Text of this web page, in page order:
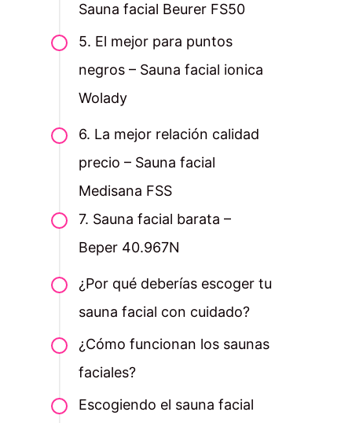
Sauna facial Beurer FS50
5. El mejor para puntos
negros – Sauna facial ionica
Wolady
6. La mejor relación calidad
precio – Sauna facial
Medisana FSS
7. Sauna facial barata –
Beper 40.967N
¿Por qué deberías escoger tu
sauna facial con cuidado?
¿Cómo funcionan los saunas
faciales?
Escogiendo el sauna facial